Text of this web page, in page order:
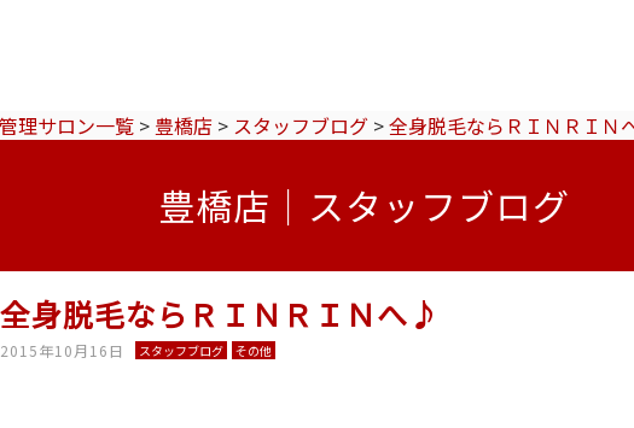
理サロン一覧 > 豊橋店 > スタッフブログ >全身脱毛ならＲＩＮＲＩＮ
豊橋店｜スタッフブログ
全身脱毛ならＲＩＮＲＩＮへ♪
2015年10月16日 スタッフブログ その他